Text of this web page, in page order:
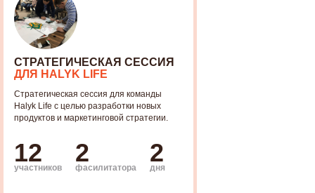
СТРАТЕГИЧЕСКАЯ СЕССИЯ
ДЛЯ HALYK LIFE
Стратегическая сессия для команды
Halyk Life с целью разработки новых
продуктов и маркетинговой стратегии.
12
участников
2
фасилитатора
2
дня
ЭКСПЕРТИЗА
Более 10 лет успешной
организации различных
социальных проектов
ИННОВАЦИИ
креатив, инновации